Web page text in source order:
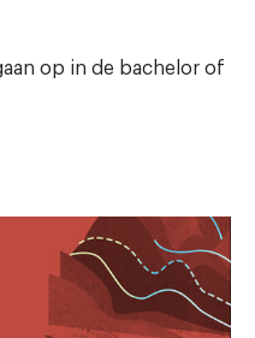
op in de bachelor of